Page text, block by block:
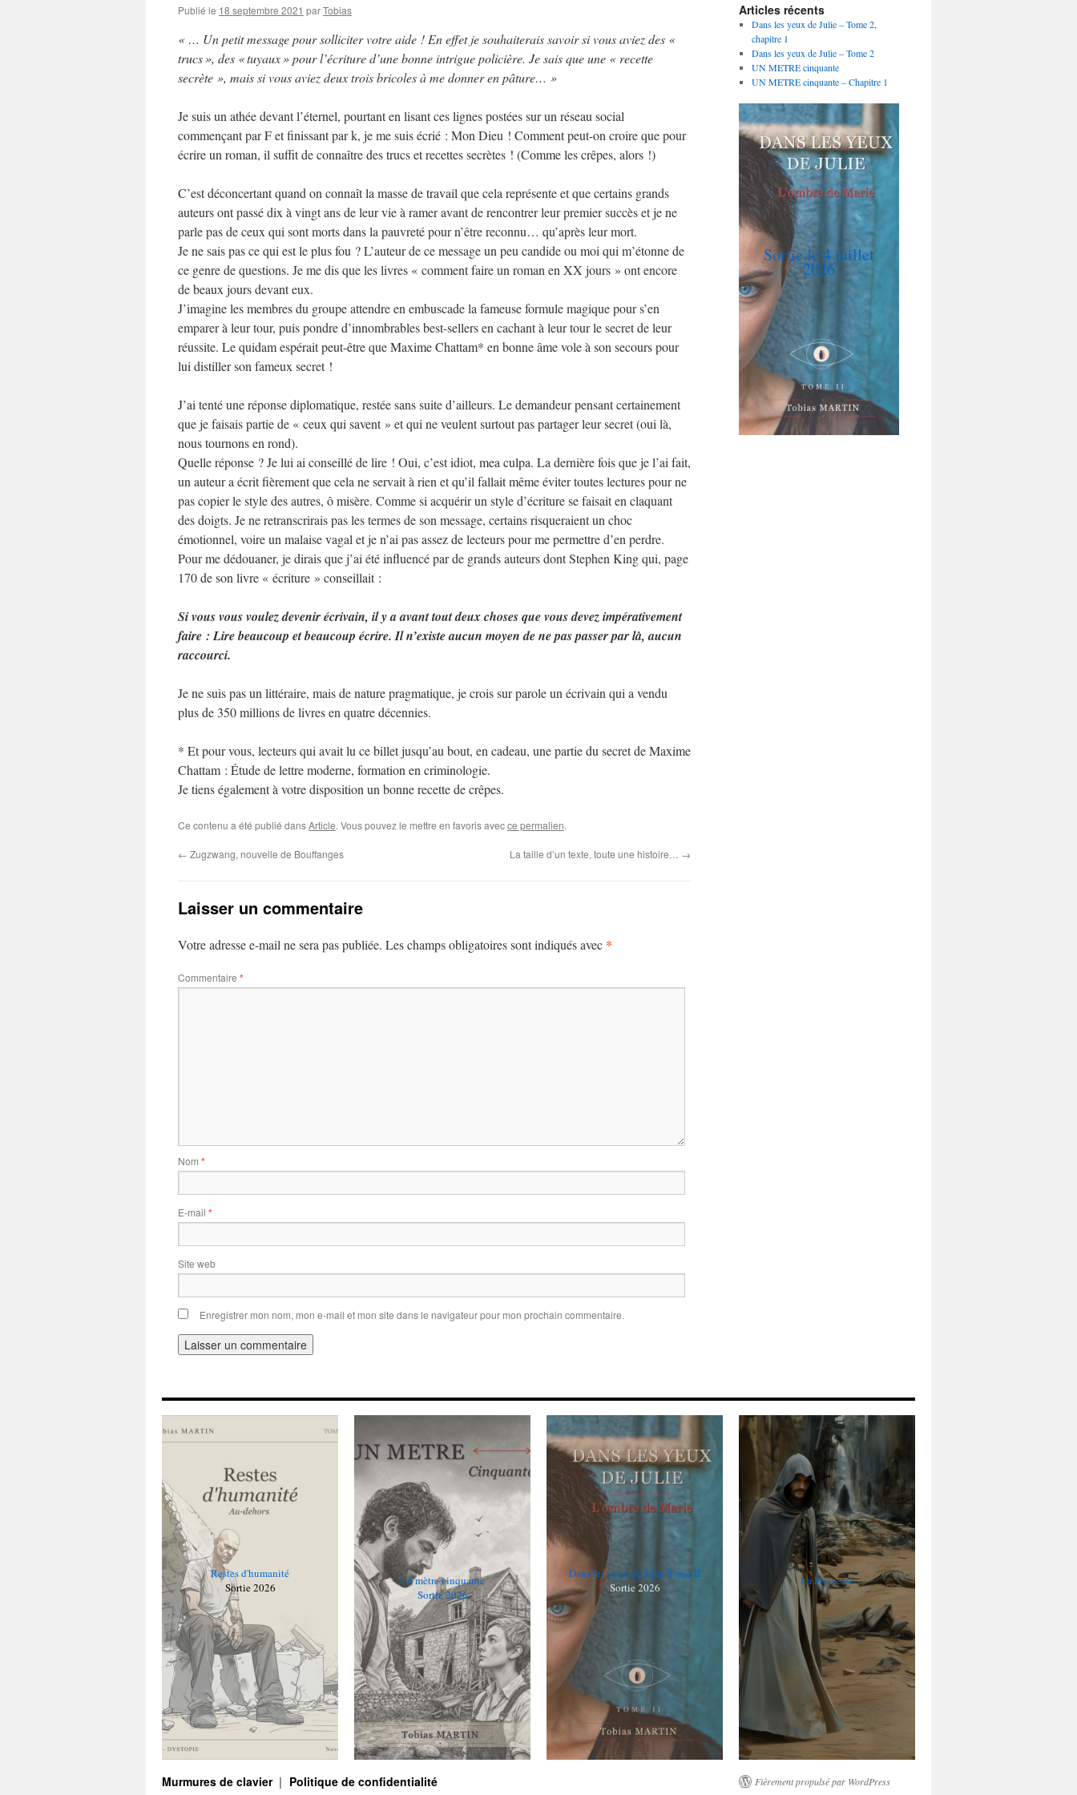
Publié le 18 septembre 2021 parTobias
« … Un petit message pour solliciter votre aide ! En effet je souhaiterais savoir si vous aviez des «
trucs », des « tuyaux » pour l’écriture d’une bonne intrigue policière. Je sais que une « recette
secrète », mais si vous aviez deux trois bricoles à me donner en pâture… »
Je suis un athée devant l’éternel, pourtant en lisant ces lignes postées sur un réseau social
commençant par F et finissant par k, je me suis écrié : Mon Dieu ! Comment peut-on croire que pour
écrire un roman, il suffit de connaître des trucs et recettes secrètes ! (Comme les crêpes, alors !)
C’est déconcertant quand on connaît la masse de travail que cela représente et que certains grands
auteurs ont passé dix à vingt ans de leur vie à ramer avant de rencontrer leur premier succès et je ne
parle pas de ceux qui sont morts dans la pauvreté pour n’être reconnu… qu’après leur mort.
Je ne sais pas ce qui est le plus fou ? L’auteur de ce message un peu candide ou moi qui m’étonne de
ce genre de questions. Je me dis que les livres « comment faire un roman en XX jours » ont encore
de beaux jours devant eux.
J’imagine les membres du groupe attendre en embuscade la fameuse formule magique pour s’en
emparer à leur tour, puis pondre d’innombrables best-sellers en cachant à leur tour le secret de leur
réussite. Le quidam espérait peut-être que Maxime Chattam* en bonne âme vole à son secours pour
lui distiller son fameux secret !
J’ai tenté une réponse diplomatique, restée sans suite d’ailleurs. Le demandeur pensant certainement
que je faisais partie de « ceux qui savent » et qui ne veulent surtout pas partager leur secret (oui là,
nous tournons en rond).
Quelle réponse ? Je lui ai conseillé de lire ! Oui, c’est idiot, mea culpa. La dernière fois que je l’ai fait,
un auteur a écrit fièrement que cela ne servait à rien et qu’il fallait même éviter toutes lectures pour ne
pas copier le style des autres, ô misère. Comme si acquérir un style d’écriture se faisait en claquant
des doigts. Je ne retranscrirais pas les termes de son message, certains risqueraient un choc
émotionnel, voire un malaise vagal et je n’ai pas assez de lecteurs pour me permettre d’en perdre.
Pour me dédouaner, je dirais que j’ai été influencé par de grands auteurs dont Stephen King qui, page
170 de son livre « écriture » conseillait :
Si vous vous voulez devenir écrivain, il y a avant tout deux choses que vous devez impérativement
faire : Lire beaucoup et beaucoup écrire. Il n’existe aucun moyen de ne pas passer par là, aucun
raccourci.
Je ne suis pas un littéraire, mais de nature pragmatique, je crois sur parole un écrivain qui a vendu
plus de 350 millions de livres en quatre décennies.
* Et pour vous, lecteurs qui avait lu ce billet jusqu’au bout, en cadeau, une partie du secret de Maxime
Chattam : Étude de lettre moderne, formation en criminologie.
Je tiens également à votre disposition un bonne recette de crêpes.
Ce contenu a été publié dansArticle. Vous pouvez le mettre en favoris avecce permalien.
← Zugzwang, nouvelle de Bouffanges La taille d’un texte, toute une histoire… →
Laisser un commentaire
Votre adresse e-mail ne sera pas publiée. Les champs obligatoires sont indiqués avec *
Commentaire *
Nom *
E-mail *
Site web
Enregistrer mon nom, mon e-mail et mon site dans le navigateur pour mon prochain commentaire.
Articles récents
Dans les yeux de Julie – Tome 2,
chapitre 1
Dans les yeux de Julie – Tome 2
UN METRE cinquante
UN METRE cinquante – Chapitre 1
Sortie le 4 juillet
2026
Restes d'humanité
Sortie 2026
Un mètre cinquante
Sortie 2026
Dans les yeux de Julie Tome II
Sortie 2026
La Promesse
Murmures de clavier Politique de confidentialité Fièrement propulsé par WordPress